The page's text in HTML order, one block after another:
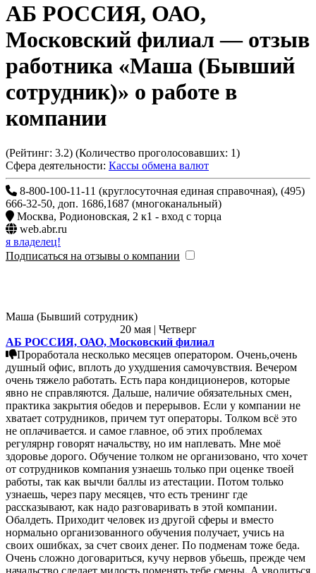
АБ РОССИЯ, ОАО,
Московский филиал— отзыв
работника «Маша (Бывший
сотрудник)» о работе в
компании
(Рейтинг: 3.2) (Количество проголосовавших: 1)
Сфера деятельности: Кассы обмена валют
8-800-100-11-11 (круглосуточная единая справочная), (495)
666-32-50, доп. 1686,1687 (многоканальный)
Москва, Родионовская, 2 к1 - вход с торца
web.abr.ru
я владелец!
Подписаться на отзывы о компании
Маша (Бывший сотрудник)
20 мая | Четверг
АБ РОССИЯ, ОАО, Московский филиал
Проработала несколько месяцев оператором. Очень,очень
душный офис, вплоть до ухудшения самочувствия. Вечером
очень тяжело работать. Есть пара кондиционеров, которые
явно не справляются. Дальше, наличие обязательных смен,
практика закрытия обедов и перерывов. Если у компании не
хватает сотрудников, причем тут операторы. Толком всё это
не оплачивается. и самое главное, об этих проблемах
регулярнр говорят начальству, но им наплевать. Мне моё
здоровье дорого. Обучение толком не организовано, что хочет
от сотрудников компания узнаешь только при оценке твоей
работы, так как вычли баллы из атестации. Потом только
узнаешь, через пару месяцев, что есть тренинг где
рассказывают, как надо разговаривать в этой компании.
Обалдеть. Приходит человек из другой сферы и вместо
нормально организованного обучения получает, учись на
своих ошибках, за счет своих денег. По подменам тоже беда.
Очень сложно договариться, кучу нервов убьешь, прежде чем
начальство сделает милость поменять тебе смены. А уволиться